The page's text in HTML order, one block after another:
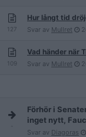
127
Hur långt tid
Svar av Mullret
109
Vad händer när
Svar av Mullret
Förhör i
inget nytt,
Svar av Diagoras